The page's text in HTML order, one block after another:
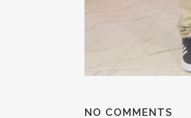
NO COMMENTS